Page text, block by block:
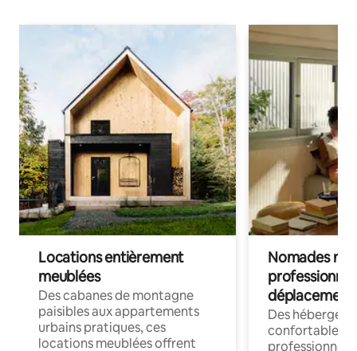
Locations entièrement
meublées
Des cabanes de montagne
paisibles aux appartements
urbains pratiques, ces
locations meublées offrent
Nomades
déplacement
Des
confortables
professionnels